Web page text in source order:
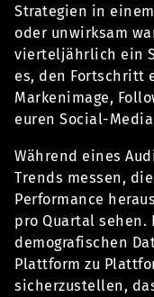
Strategien in
oder unwirksam
vierteljährlich ein
es, den Fortschritt
Markenimage,
euren Social-
Während eines
Trends messen,
Performance
pro Quartal
demografischen
Plattform zu
sicherzustellen,